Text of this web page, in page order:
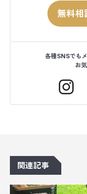
無料相
各種SNSでも
お
関連記事